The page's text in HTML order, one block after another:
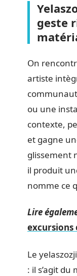
geste
On
artiste
ou une
contexte,
et gagne
glissement
il produit
nomme ce
Lire
excursions
Le
: il s’agit du